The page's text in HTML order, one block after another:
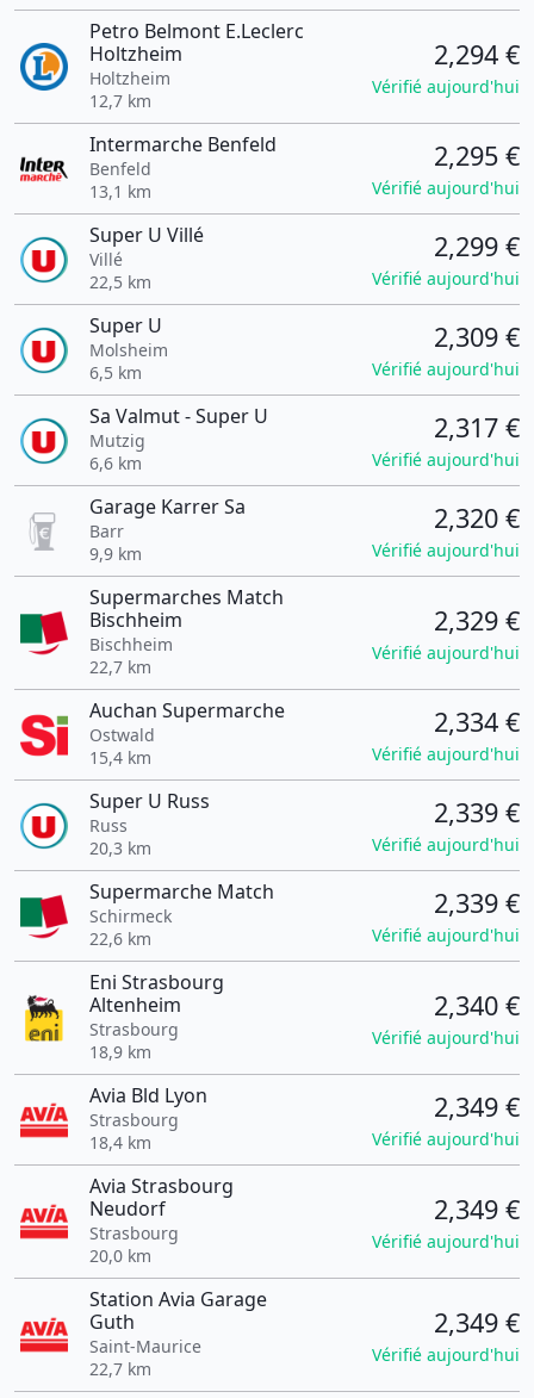
Petro Belmont E.Leclerc
Holtzheim
Holtzheim
12,7 km
2,294 €
Vérifié aujourd'hui
Intermarche Benfeld
Benfeld
13,1 km
2,295 €
Vérifié aujourd'hui
Super U Villé
Villé
22,5 km
2,299 €
Vérifié aujourd'hui
Super U
Molsheim
6,5 km
2,309 €
Vérifié aujourd'hui
Sa Valmut - Super U
Mutzig
6,6 km
2,317 €
Vérifié aujourd'hui
Garage Karrer Sa
Barr
9,9 km
2,320 €
Vérifié aujourd'hui
Supermarches Match
Bischheim
Bischheim
22,7 km
2,329 €
Vérifié aujourd'hui
Auchan Supermarche
Ostwald
15,4 km
2,334 €
Vérifié aujourd'hui
Super U Russ
Russ
20,3 km
2,339 €
Vérifié aujourd'hui
Supermarche Match
Schirmeck
22,6 km
2,339 €
Vérifié aujourd'hui
Eni Strasbourg
Altenheim
Strasbourg
18,9 km
2,340 €
Vérifié aujourd'hui
Avia Bld Lyon
Strasbourg
18,4 km
2,349 €
Vérifié aujourd'hui
Avia Strasbourg
Neudorf
Strasbourg
20,0 km
2,349 €
Vérifié aujourd'hui
Station Avia Garage
Guth
Saint-Maurice
22,7 km
2,349 €
Vérifié aujourd'hui